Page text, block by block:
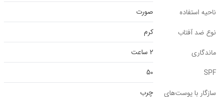
ناحیه استفاده
صورت
نوع ضد آفتاب
کرم
ماندگاری
2 ساعت
SPF
50
سازگار با پوست‌‌های
چرب